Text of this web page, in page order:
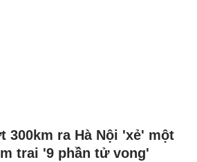
300km ra Hà Nội 'xẻ' một
trai '9 phần tử vong'